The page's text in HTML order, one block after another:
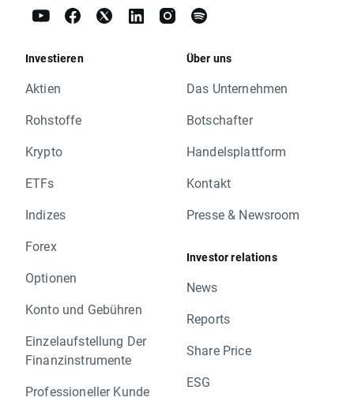
Investieren
Aktien
Rohstoffe
Krypto
ETFs
Indizes
Forex
Optionen
Konto und Gebühren
Einzelaufstellung Der
Finanzinstrumente
Professioneller Kunde
Über uns
Das Unternehmen
Botschafter
Handelsplattform
Kontakt
Presse & Newsroom
Investor relations
News
Reports
Share Price
ESG